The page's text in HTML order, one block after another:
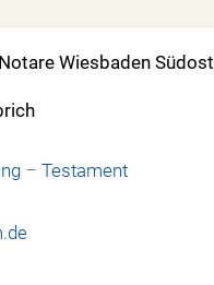
Notare Wiesbaden Südost
– Testament